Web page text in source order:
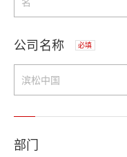
公司名称 必填
部门